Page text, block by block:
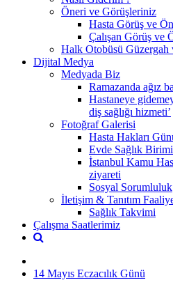
Öneri ve Görüşleriniz
Hasta Görüş ve
Çalışan Görüş ve
Halk Otobüsü
Dijital Medya
Medyada Biz
Ramazanda ağız
Hastaneye
diş sağlığı hizmeti’
Fotoğraf Galerisi
Hasta Hakları
Evde Sağlık
İstanbul Kamu
ziyareti
Sosyal Sorumluluk
İletişim & Tanıtım
Sağlık Takvimi
Çalışma Saatlerimiz
14 Mayıs Eczacılık Günü